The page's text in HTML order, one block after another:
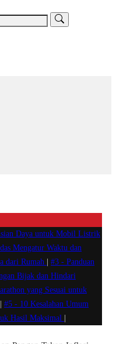
Daya untuk Mobil Listrik
Mengatur Waktu dan
dari Rumah
#3 - Panduan
Bijak dan Hindari
yang Sesuai untuk
#5 - 10 Kesalahan Umum
Hasil Maksimal